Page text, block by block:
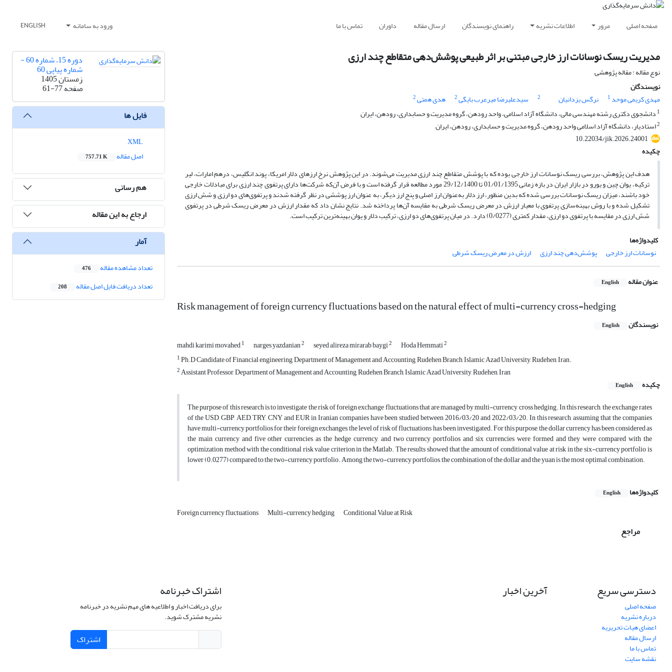
صفحه اصلی مرور اطلاعات نشریه راهنمای نویسندگان ارسال مقاله داوران تماس با ما ورود به سامانه ENGLISH
مدیریت ریسک نوسانات ارز خارجی مبتنی بر اثر طبیعی پوشش‌دهی متقاطع چند ارزی
نوع مقاله : مقاله پژوهشی
نویسندگان
مهدی کریمی موحد 1 نرگس یزدانیان 2 سیدعلیرضا میرعرب بایگی2 هدی همتی2
1 دانشجوی دکتری رشته مهندسی مالی، دانشگاه آزاد اسلامی، واحد رودهن، گروه مدیریت و حسابداری، رودهن، ایران
2استادیار، دانشگاه آزاد اسلامی واحد رودهن، گروه مدیریت و حسابداری، رودهن، ایران
10.22034/jik.2026.24001
چکیده
هدف این پژوهش، بررسی ریسک نوسانات ارز خارجی بوده که با پوشش متقاطع چند ارزی مدیریت می‌شوند. در این پژوهش نرخ ارزهای دلار امریکا، پوند انگلیس، درهم امارات، لیر
ترکیه، یوان چین و یورو در بازار ایران در بازه زمانی 01/01/1395 تا 29/12/1400 مورد مطالعه قرار گرفته است و با فرض آن‌که شرکت‌ها دارای پرتفوی چند ارزی برای مبادلات خارجی
خود باشند، میزان ریسک نوسانات بررسی شده که بدین منظور، ارز دلار به‌عنوان ارز اصلی و پنج ارز دیگر، به عنوان ارز پوششی در نظر گرفته شدند و پرتفوی‌های دو ارزی و شش ارزی
تشکیل شده و با روش بهینه‌سازی پرتفوی با معیار ارزش در معرض ریسک شرطی به مقایسه آن‌ها پرداخته شد. نتایج نشان داد که مقدار ارزش در معرض ریسک شرطی در پرتفوی
شش ارزی در مقایسه با پرتفوی دو ارزی، مقدار کمتری (0/0277) دارد. در میان پرتفوی‌های دو ارزی، ترکیب دلار و یوان بهینه‌ترین ترکیب است.
کلیدواژه‌ها
نوسانات ارز خارجی
پوشش‌دهی چند ارزی ارزش در معرض ریسک شرطی
عنوان مقاله English
Risk management of foreign currency fluctuations based on the natural effect of multi-currency cross-hedging
نویسندگان English
mahdi karimi movahed1 narges yazdanian2 seyed alireza mirarab baygi2 Hoda Hemmati2
1Ph.D Candidate of Financial engineering, Department of Management and Accounting, Rudehen Branch, Islamic Azad University, Rudehen, Iran.
2Assistant Professor, Department of Management and Accounting, Rudehen Branch, Islamic Azad University, Rudehen, Iran
چکیده
English
The purpose of this research is to investigate the risk of foreign exchange fluctuations that are managed by multi-currency cross hedging. In this research, the exchange rates
of the USD, GBP, AED, TRY, CNY and EUR in Iranian companies have been studied between 2016/03/20 and 2022/03/20. In this research, assuming that the companies
have multi-currency portfolios for their foreign exchanges, the level of risk of fluctuations has been investigated. For this purpose, the dollar currency has been considered as
the main currency and five other currencies as the hedge currency, and two currency portfolios and six currencies were formed and they were compared with the
optimization method with the conditional risk value criterion in the Matlab. The results showed that the amount of conditional value at risk in the six-currency portfolio is
lower (0.0277) compared to the two-currency portfolio. Among the two-currency portfolios, the combination of the dollar and the yuan is the most optimal combination.
کلیدواژه‌ها English
Foreign currency fluctuations Multi-currency hedging Conditional Value at Risk
مراجع
دوره 15، شماره 60 -
شماره پیاپی 60
زمستان 1405
صفحه61-77
فایل ها
اصل مقاله
757.71 K
هم رسانی
ارجاع به این مقاله
آمار
تعداد مشاهده مقاله 476
تعداد دریافت فایل اصل مقاله 208
دسترسی سریع
صفحه اصلی
درباره نشریه
اعضای هیات تحریریه
ارسال مقاله
تماس با ما
نقشه سایت
آخرین اخبار اشتراک خبرنامه
برای دریافت اخبار و اطلاعیه های مهم نشریه در خبرنامه
نشریه مشترک شوید.
اشتراک